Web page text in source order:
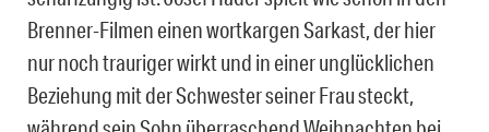
Brenner-Filmen einen wortkargen Sarkast, der hier
nur noch trauriger wirkt und in einer unglücklichen
Beziehung mit der Schwester seiner Frau steckt,